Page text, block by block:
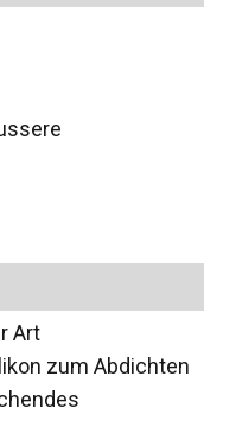
Art
zum Abdichten